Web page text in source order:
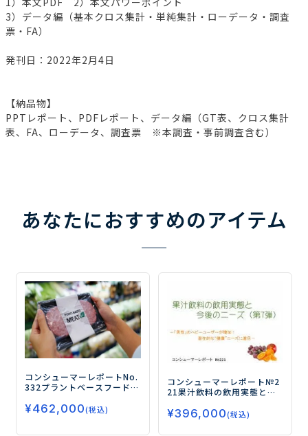
3）データ編（基本クロス集計・単純集計・ローデータ・調査
票・FA）
発刊日：2022年2月4日
【納品物】
PPTレポート、PDFレポート、データ編（GT表、クロス集計
表、FA、ローデータ、調査票 ※本調査・事前調査含む）
あなたにおすすめのアイテム
コンシューマーレポートNo.
332プラントベースフードの
―約4人に1人が購入経験者
のPBF市場！PBFの最新ニー
¥462,000(税込)
コンシューマーレポート№2
21果汁飲料の飲用実態と今
性」のヘビーユーザーが増
加！潜在的な“健康”ニーズ
に着目―
¥396,000(税込)